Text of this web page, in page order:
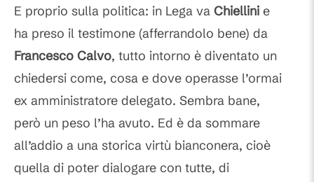
E proprio sulla politica: in Lega va Chiellini e
ha preso il testimone (afferrandolo bene) da
Francesco Calvo, tutto intorno è diventato un
chiedersi come, cosa e dove operasse l’ormai
ex amministratore delegato. Sembra bane,
però un peso l’ha avuto. Ed è da sommare
all’addio a una storica virtù bianconera, cioè
quella di poter dialogare con tutte, di